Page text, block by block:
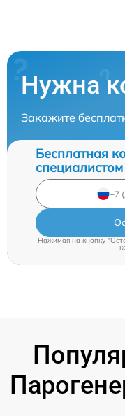
Нужна
Закажите
Бесплатная
специалистом
Нажимая на кнопку